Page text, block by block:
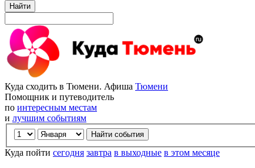
Найти
Куда сходить в Тюмени. Афиша Тюмени
Помощник и путеводитель
по интересным местам
и лучшим событиям
Куда пойти сегодня завтра в выходные в этом месяце